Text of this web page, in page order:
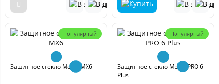
Популярный
Защитное стекло Meizu MX6
Популярный
Защитное стекло Meizu PRO 6
Plus